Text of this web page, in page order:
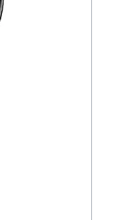
Informationen zum